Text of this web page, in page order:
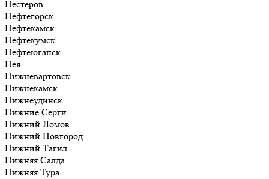
Нестеров
Нефтегорск
Нефтекамск
Нефтекумск
Нефтеюганск
Нея
Нижневартовск
Нижнекамск
Нижнеудинск
Нижние Серги
Нижний Ломов
Нижний Новгород
Нижний Тагил
Нижняя Салда
Нижняя Тура